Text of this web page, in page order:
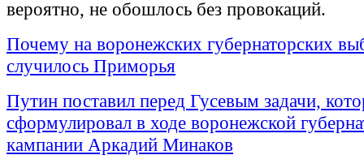
вероятно, не обошлось без провокаций.
Почему на воронежских губернаторских
случилось Приморья
Путин поставил перед Гусевым задачи,
сформулировал в ходе воронежской
кампании Аркадий Минаков